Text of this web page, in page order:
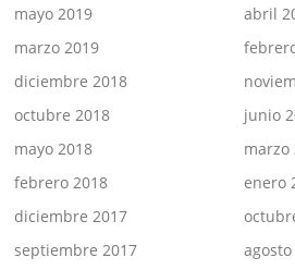
mayo 2019
abril
marzo 2019
diciembre 2018
octubre 2018
junio
mayo 2018
marzo
febrero 2018
enero
diciembre 2017
septiembre 2017